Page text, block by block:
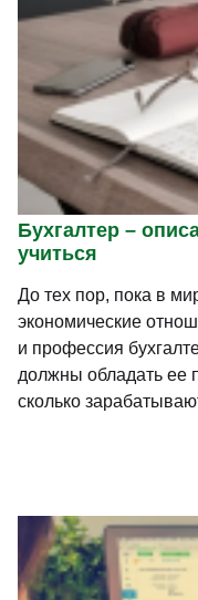
преподавателя и
Дальнейших
учеников!!!
Бухгалтер –
учиться
До тех пор, пока в
экономические
и профессия
должны обладать ее
сколько